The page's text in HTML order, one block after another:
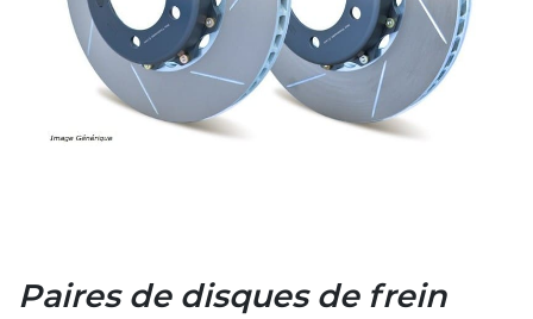
Paires de disques de frein